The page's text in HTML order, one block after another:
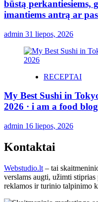
būstą perkantiesiems,
imantiems antrą ar
admin 31 liepos, 2026
RECEPTAI
My Best Sushi in
2026 · i am a food blog
admin 16 liepos, 2026
Kontaktai
Webstudio.lt – tai
verslams augti, užimti
reklamos ir turinio talpinimo